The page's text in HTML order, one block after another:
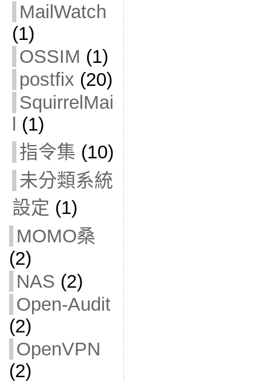
MailWatch
(1)
OSSIM (1)
postfix (20)
SquirrelMai
(1)
指令集 (10)
未分類系統
設定 (1)
MOMO桑
(2)
NAS (2)
Open-Audit
(2)
OpenVPN
(2)